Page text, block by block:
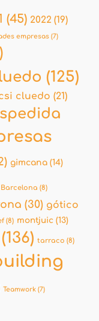
(45) 2022 (19)
empresas (7)
(125)
cluedo (21)
gimcana (14)
(8)
(30) gótico
(8) montjuic (13)
(136) tarraco (8)
Teamwork (7)